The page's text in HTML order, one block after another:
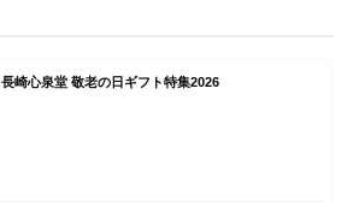
長崎心泉堂 敬老の日ギフト特集2026